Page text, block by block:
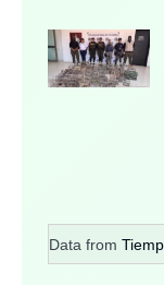
Data from